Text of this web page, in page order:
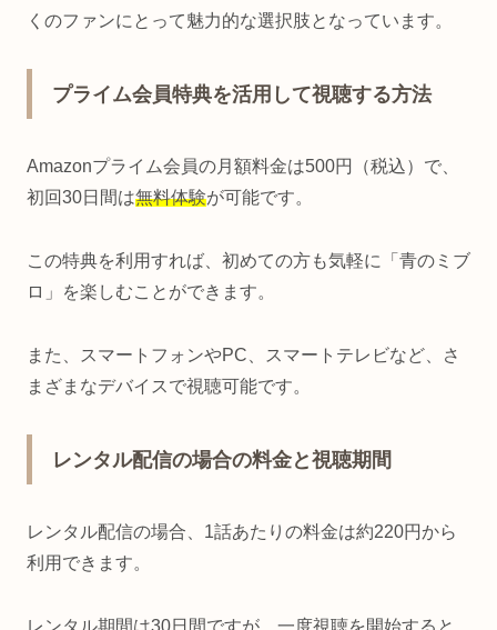
くのファンにとって魅力的な選択肢となっています。
プライム会員特典を活用して視聴する方法
Amazonプライム会員の月額料金は500円（税込）で、
初回30日間は無料体験が可能です。
この特典を利用すれば、初めての方も気軽に「青のミブ
ロ」を楽しむことができます。
また、スマートフォンやPC、スマートテレビなど、さ
まざまなデバイスで視聴可能です。
レンタル配信の場合の料金と視聴期間
レンタル配信の場合、1話あたりの料金は約220円から
利用できます。
レンタル期間は30日間ですが、一度視聴を開始すると